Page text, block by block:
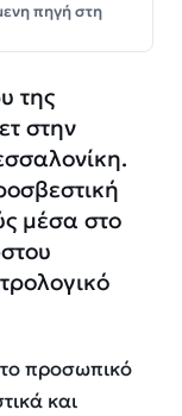
πηγή στη
της
στην
μέσα στο
προσωπικό
και